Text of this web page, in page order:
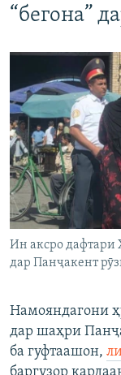
“бегона”
Ин аксро дафтари
дар Панҷакент
Намояндагони
дар шаҳри
ба гуфтаашон,